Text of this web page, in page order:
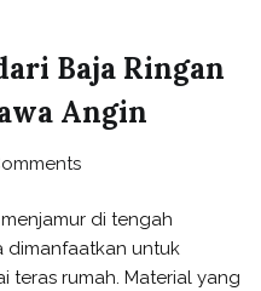
Baja Ringan
Angin
on
Agar
Kanopi
dari
di tengah
dimanfaatkan untuk
teras rumah. Material yang